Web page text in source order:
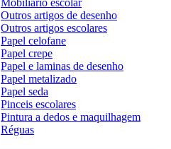
Mobiliário escolar
Outros artigos de desenho
Outros artigos escolares
Papel celofane
Papel crepe
Papel e laminas de desenho
Papel metalizado
Papel seda
Pinceis escolares
Pintura a dedos e maquilhagem
Réguas